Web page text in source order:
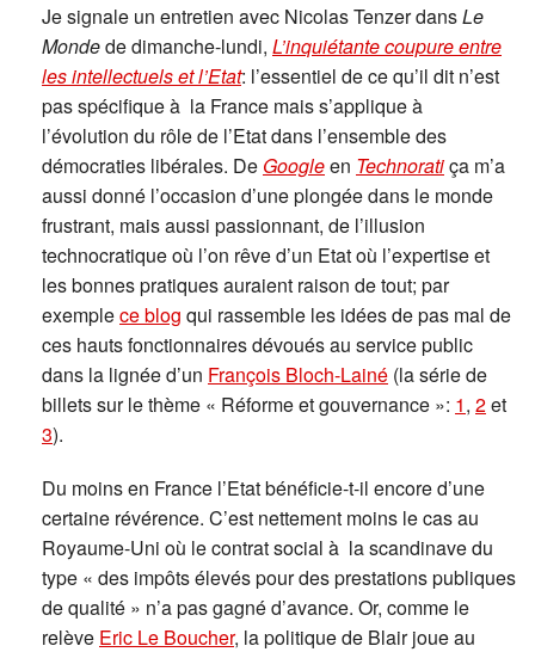
Je signale un entretien avec Nicolas Tenzer dansLe
Mondede dimanche-lundi, L’inquiétante coupure entre
les intellectuels et l’Etat: l’essentiel de ce qu’il dit n’est
pas spécifique à la France mais s’applique à
l’évolution du rôle de l’Etat dans l’ensemble des
démocraties libérales. De Googleen Technoratiça m’a
aussi donné l’occasion d’une plongée dans le monde
frustrant, mais aussi passionnant, de l’illusion
technocratique où l’on rêve d’un Etat où l’expertise et
les bonnes pratiques auraient raison de tout; par
exemplece blog qui rassemble les idées de pas mal de
ces hauts fonctionnaires dévoués au service public
dans la lignée d’un François Bloch-Lainé (la série de
billets sur le thème « Réforme et gouvernance »: 1, 2et
3).
Du moins en France l’Etat bénéficie-t-il encore d’une
certaine révérence. C’est nettement moins le cas au
Royaume-Uni où le contrat social à la scandinave du
type « des impôts élevés pour des prestations publiques
de qualité » n’a pas gagné d’avance. Or, comme le
relève Eric Le Boucher, la politique de Blair joue au